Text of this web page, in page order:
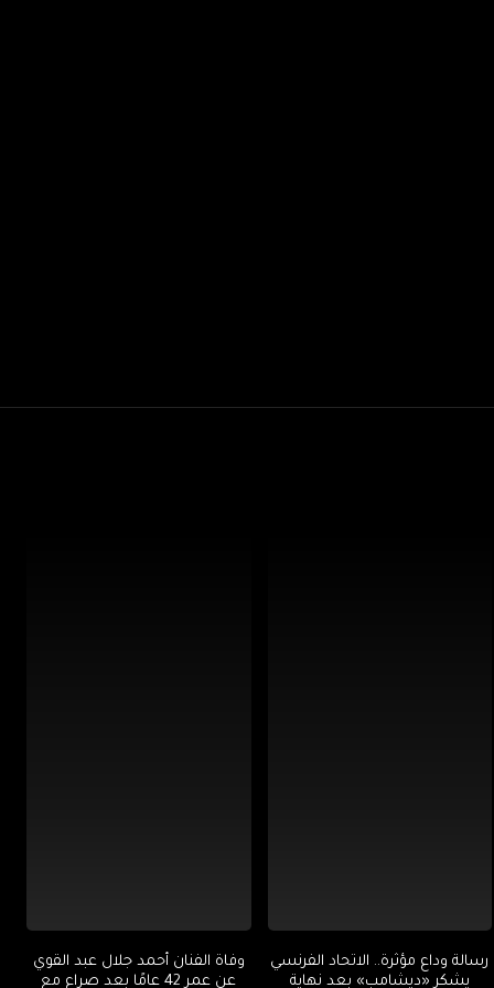
رسالة وداع مؤثرة.. الاتحاد الفرنسي
يشكر «ديشامب» بعد نهاية
وفاة الفنان أحمد جلال عبد القوي
عن عمر 42 عامًا بعد صراع مع